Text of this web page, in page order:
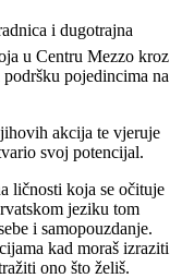
i dugotrajna
u Centru Mezzo kroz
pojedincima na
akcija te vjeruje
svoj potencijal.
ličnosti koja se očituje
jeziku tom
i samopouzdanje.
kad moraš izraziti
ono što želiš.